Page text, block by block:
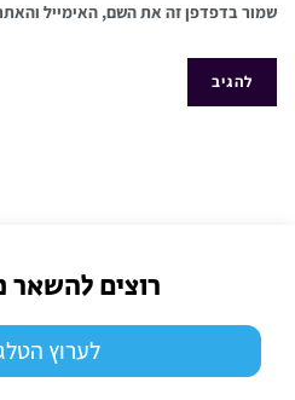
שמור בדפדפן זה את השם, האימייל
רוצים להשאר
לערוץ